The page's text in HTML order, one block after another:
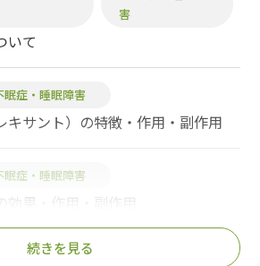
害
いて
眠症・睡眠障害
キサント）の特徴・作用・副作用
眠症・睡眠障害
果・作用・副作用
眠症・睡眠障害
続きを見る